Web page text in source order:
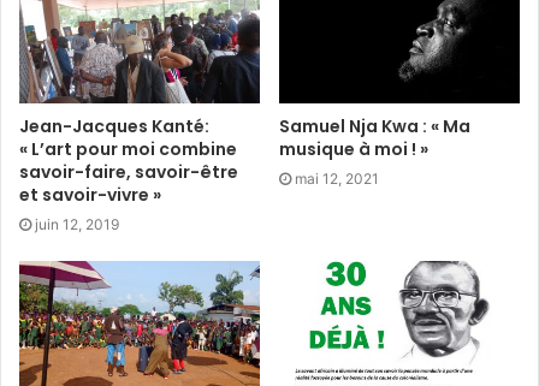
Jean-Jacques Kanté:
« L’art pour moi combine
savoir-faire, savoir-être
et savoir-vivre »
juin 12, 2019
Samuel Nja Kwa : « Ma
musique à moi ! »
mai 12, 2021